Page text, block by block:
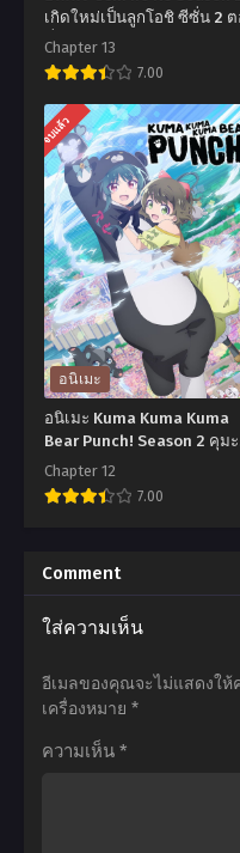
เกิดใหม่เป็นลูกโอชิ ซีซั่น 2
ที่1-13 พากย์ไทย+ซับไทย
Chapter 13
7.00
อ
นิ
เมะ
Oshi
no
Ko
Season
2
เกิด
ใหม่
เป็น
ลูก
โอชิ
ซั่น
2
ตอน
13
ไทย+ซับ
จบแล้ว
อนิเมะ
อนิเมะ Kuma Kuma Kuma
Bear Punch! Season 2 คุมะ
คุมะ คุมะ แบร์ พันช์ ภาค 2 ต
ที่1-12 ซับไทย
Chapter 12
7.00
นิ
เมะ
Kuma
Kuma
Punch!
Comment
ใส่ความเห็น
อีเมลของคุณจะไม่แสดงให้
เครื่องหมาย *
ความเห็น *